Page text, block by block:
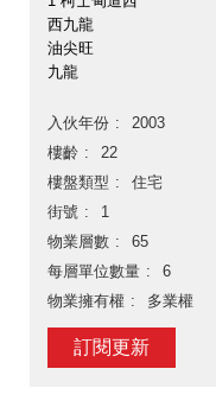
西九龍
油尖旺
九龍
入伙年份
2003
樓齡
22
樓盤類型
住宅
街號
1
物業層數
65
每層單位數量
6
物業擁有權
多業權
訂閱更新